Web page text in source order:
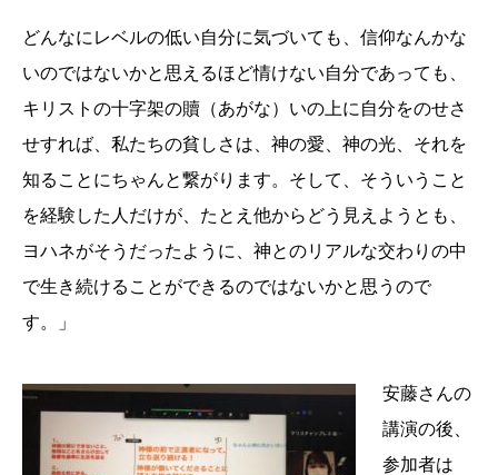
どんなにレベルの低い自分に気づいても、信仰なんかな
いのではないかと思えるほど情けない自分であっても、
キリストの十字架の贖（あがな）いの上に自分をのせさ
せすれば、私たちの貧しさは、神の愛、神の光、それを
知ることにちゃんと繋がります。そして、そういうこと
を経験した人だけが、たとえ他からどう見えようとも、
ヨハネがそうだったように、神とのリアルな交わりの中
で生き続けることができるのではないかと思うので
す。」
安藤さんの
講演の後、
参加者は